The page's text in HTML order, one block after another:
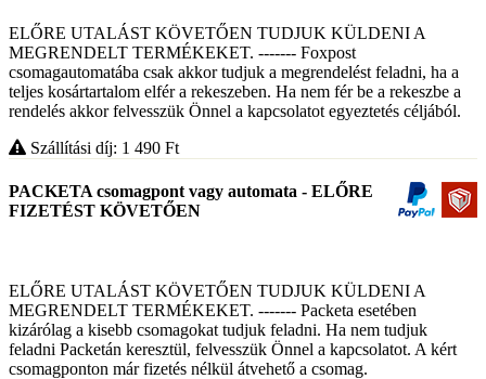
ELŐRE UTALÁST KÖVETŐEN TUDJUK KÜLDENI A
MEGRENDELT TERMÉKEKET. ------- Foxpost
csomagautomatába csak akkor tudjuk a megrendelést feladni, ha a
teljes kosártartalom elfér a rekeszeben. Ha nem fér be a rekeszbe a
rendelés akkor felvesszük Önnel a kapcsolatot egyeztetés céljából.
Szállítási díj: 1 490 Ft
PACKETA csomagpont vagy automata - ELŐRE
FIZETÉST KÖVETŐEN
ELŐRE UTALÁST KÖVETŐEN TUDJUK KÜLDENI A
MEGRENDELT TERMÉKEKET. ------- Packeta esetében
kizárólag a kisebb csomagokat tudjuk feladni. Ha nem tudjuk
feladni Packetán keresztül, felvesszük Önnel a kapcsolatot. A kért
csomagponton már fizetés nélkül átvehető a csomag.